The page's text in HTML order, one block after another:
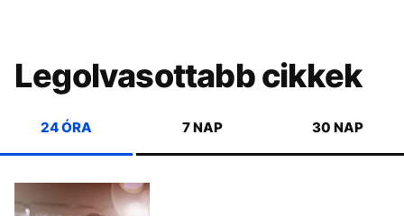
Legolvasottabb cikkek
24 ÓRA 7 NAP 30 NAP